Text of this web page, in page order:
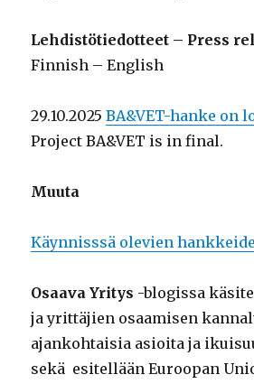
Lehdistötiedotteet – Press
Finnish – English
29.10.2025BA&VET-hanke on
Project BA&VET is in final.
Muuta
Käynnisssä olevien
Osaava Yritys -blogissa
ja yrittäjien osaamisen
ajankohtaisia asioita ja
sekä esitellään Euroopan